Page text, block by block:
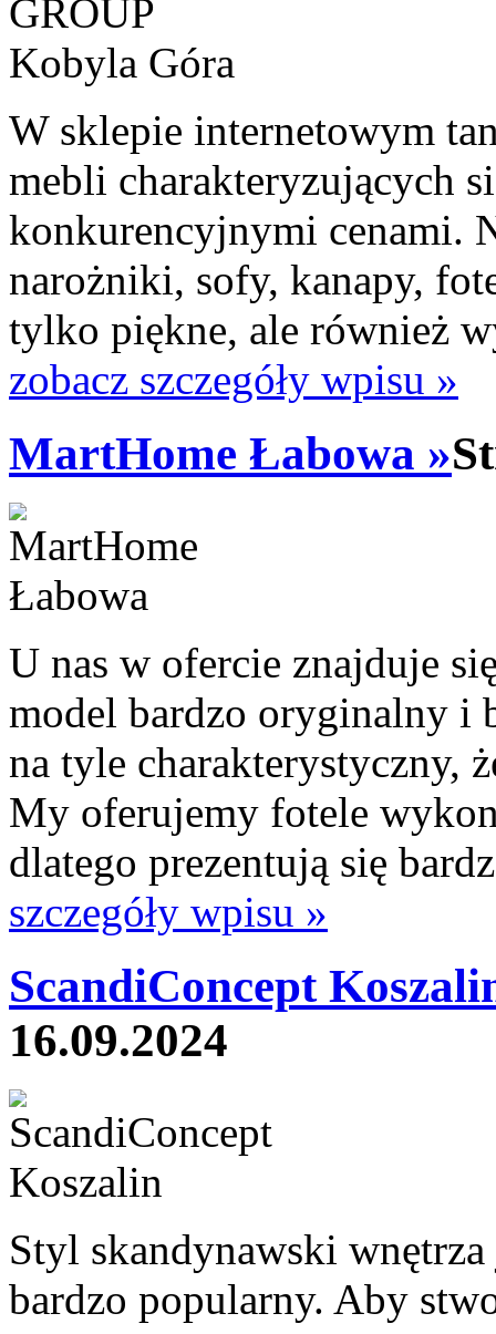
W sklepie internetowym
mebli charakteryzujących
konkurencyjnymi cenami.
narożniki, sofy, kanapy,
tylko piękne, ale również
zobacz szczegóły wpisu »
MartHome Łabowa »
U nas w ofercie znajduje
model bardzo oryginalny i
na tyle charakterystyczny,
My oferujemy fotele
dlatego prezentują się
szczegóły wpisu »
ScandiConcept
16.09.2024
Styl skandynawski
bardzo popularny. Aby